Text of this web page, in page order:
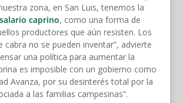
zona, en San Luis, tenemos la
salario caprino, como una forma de
productores que aún resisten. Los
cabra no se pueden inventar”, advierte
una política para aumentar la
es imposible con un gobierno como
Avanza, por su desinterés total por la
a las familias campesinas”.